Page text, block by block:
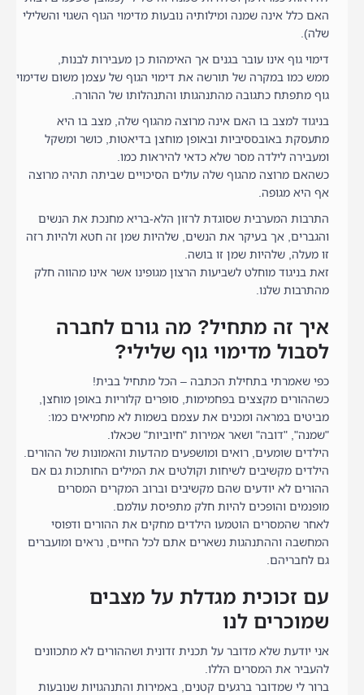
האם כלל אינה שמנה ומילותיה נובעות מדימוי הגוף השגוי והשלילי
שלה).
דימוי גוף אינו עובר בגנים אך האימהות כן מעבירות לבנות,
ממש כמו במקרה של תורשה את דימוי הגוף של עצמן משום שדימוי
גוף מתפתח כתגובה מהתנהגותו והתנהלותו של ההורה.
בניגוד למצב בו האם אינה מרוצה מהגוף שלה, מצב בו היא
מתעסקת באובססיביות ובאופן מוחצן בדיאטות, כושר ומשקל
ומעבירה לילדה מסר שלא כדאי להיראות כמו.
כשהאם מרוצה מהגוף שלה עולים הסיכויים שביתה תהיה מרוצה
אף היא מגופה.
התרבות המערבית שסוגדת לרזון הלא-בריא מחנכת את הנשים
והגברים, אך בעיקר את הנשים, שלהיות שמן זה חטא ולהיות רזה
זו מעלה, שלהיות שמן זו בושה.
זאת בניגוד מוחלט לשביעות הרצון מגופינו אשר אינו מהווה חלק
מהתרבות שלנו.
איך זה מתחיל? מה גורם לחברה
לסבול מדימוי גוף שלילי?
כפי שאמרתי בתחילת הכתבה – הכל מתחיל בבית!
כשההורים מקצצים בפחמימות, סופרים קלוריות באופן מוחצן,
מביטים במראה ומכנים את עצמם בשמות לא מחמיאים כמו:
"שמנה", "דובה" ושאר אמירות "חיוביות" שכאלו.
הילדים שומעים, רואים ומושפעים מהדעות והאמונות של ההורים.
הילדים מקשיבים לשיחות וקולטים את המילים החותכות גם אם
ההורים לא יודעים שהם מקשיבים וברוב המקרים המסרים
מופנמים והופכים להיות חלק מתפיסת עולמם.
לאחר שהמסרים הוטמעו הילדים מחקים את ההורים ודפוסי
המחשבה וההתנהגות נשארים אתם לכל החיים, נראים ומועברים
גם לחבריהם.
עם זכוכית מגדלת על מצבים
שמוכרים לנו
אני יודעת שלא מדובר על תכנית זדונית ושההורים לא מתכוונים
להעביר את המסרים הללו.
ברור לי שמדובר ברגעים קטנים, באמירות והתנהגויות שנובעות